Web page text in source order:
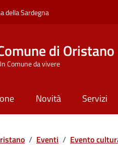
della Sardegna
di Oristano
Comune da vivere
Novità Servizi
/ Eventi / Evento